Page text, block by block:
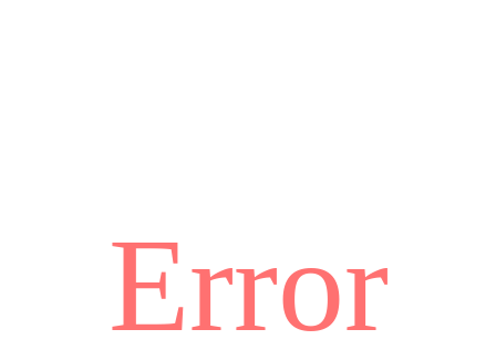
Error